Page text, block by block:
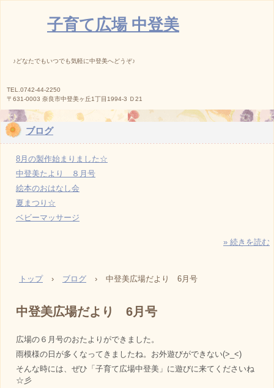
子育て広場 中登美
♪どなたでもいつでも気軽に中登美へどうぞ♪
TEL.0742-44-2250
〒631-0003 奈良市中登美ヶ丘1丁目1994-3 Ｄ21
ブログ
8月の製作始まりました☆
中登美たより ８月号
絵本のおはなし会
夏まつり☆
ベビーマッサージ
» 続きを読む
トップ › ブログ › 中登美広場だより 6月号
中登美広場だより 6月号
広場の６月号のおたよりができました。
雨模様の日が多くなってきましたね。お外遊びができない(>_<)
そんな時には、ぜひ「子育て広場中登美」に遊びに来てくださいね
☆彡